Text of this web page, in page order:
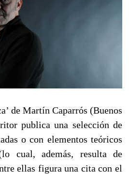
de Martín Caparrós (Buenos
publica una selección de
o con elementos teóricos
cual, además, resulta de
ellas figura una cita con el